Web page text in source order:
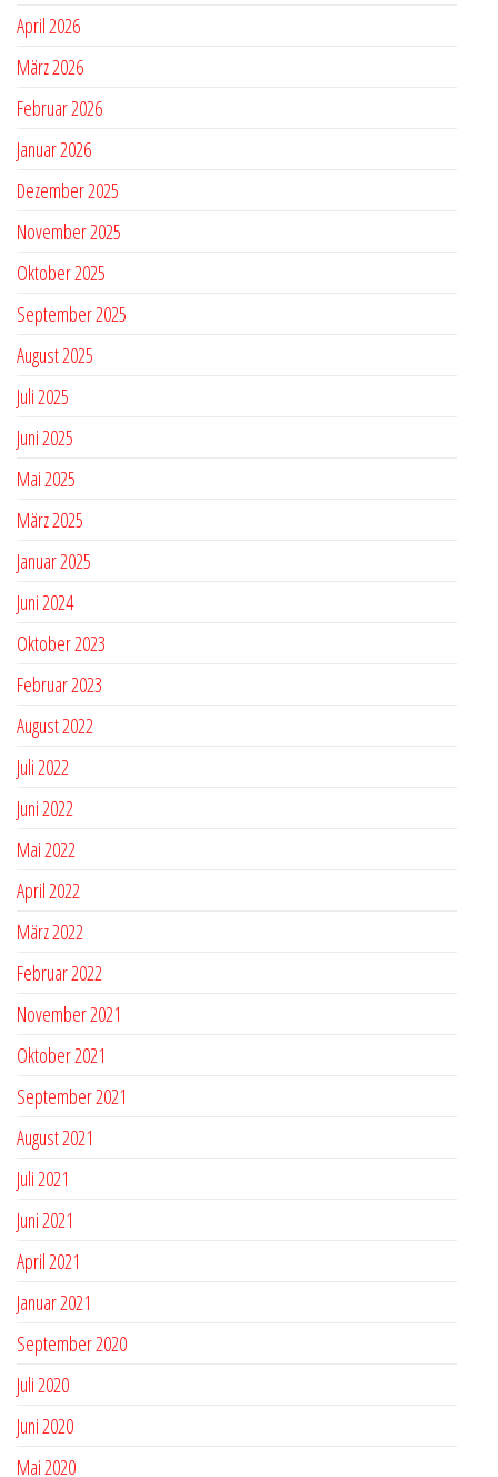
April 2026
März 2026
Februar 2026
Januar 2026
Dezember 2025
November 2025
Oktober 2025
September 2025
August 2025
Juli 2025
Juni 2025
Mai 2025
März 2025
Januar 2025
Juni 2024
Oktober 2023
Februar 2023
August 2022
Juli 2022
Juni 2022
Mai 2022
April 2022
März 2022
Februar 2022
November 2021
Oktober 2021
September 2021
August 2021
Juli 2021
Juni 2021
April 2021
Januar 2021
September 2020
Juli 2020
Juni 2020
Mai 2020